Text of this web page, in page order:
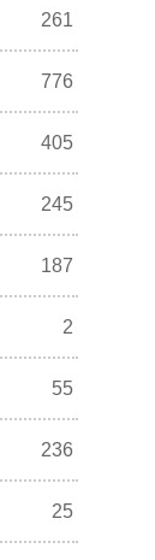
261
776
405
245
187
2
55
236
25